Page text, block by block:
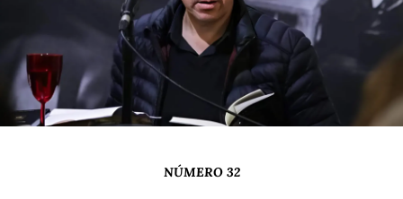
NÚMERO 32